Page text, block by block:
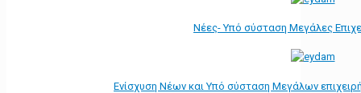
Νέες- Υπό σύσταση Μεγάλες
Ενίσχυση Νέων και Υπό σύσταση Μεγάλων